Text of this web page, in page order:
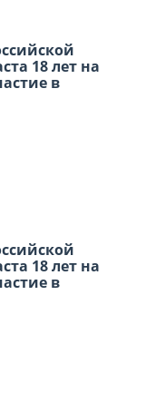
18 лет на
в
18 лет на
в
дружбы
день в